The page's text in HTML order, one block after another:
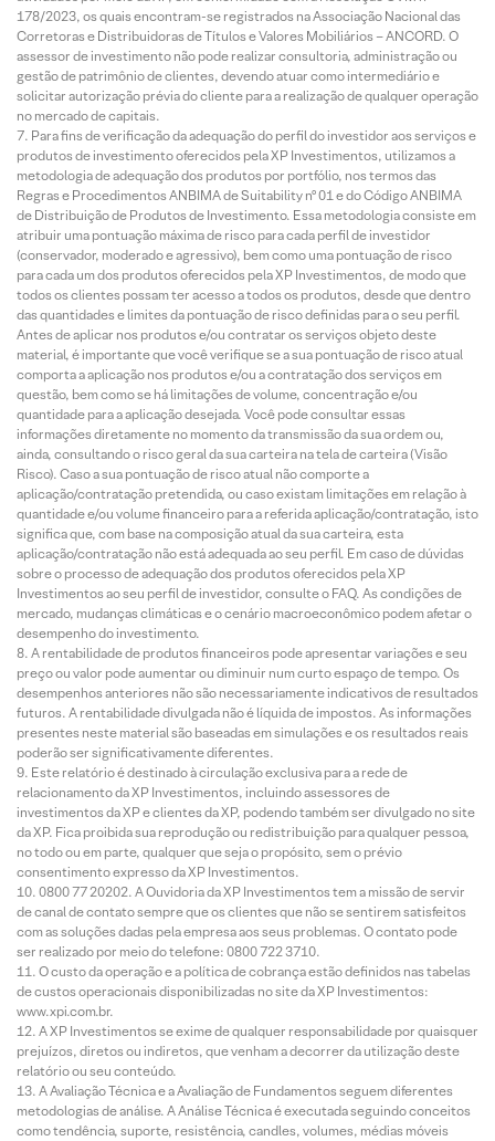
178/2023, os quais encontram-se registrados na Associação Nacional das
Corretoras e Distribuidoras de Títulos e Valores Mobiliários – ANCORD. O
assessor de investimento não pode realizar consultoria, administração ou
gestão de patrimônio de clientes, devendo atuar como intermediário e
solicitar autorização prévia do cliente para a realização de qualquer operação
no mercado de capitais.
Para fins de verificação da adequação do perfil do investidor aos serviços e
produtos de investimento oferecidos pela XP Investimentos, utilizamos a
metodologia de adequação dos produtos por portfólio, nos termos das
Regras e Procedimentos ANBIMA de Suitability nº 01 e do Código ANBIMA
de Distribuição de Produtos de Investimento. Essa metodologia consiste em
atribuir uma pontuação máxima de risco para cada perfil de investidor
(conservador, moderado e agressivo), bem como uma pontuação de risco
para cada um dos produtos oferecidos pela XP Investimentos, de modo que
todos os clientes possam ter acesso a todos os produtos, desde que dentro
das quantidades e limites da pontuação de risco definidas para o seu perfil.
Antes de aplicar nos produtos e/ou contratar os serviços objeto deste
material, é importante que você verifique se a sua pontuação de risco atual
comporta a aplicação nos produtos e/ou a contratação dos serviços em
questão, bem como se há limitações de volume, concentração e/ou
quantidade para a aplicação desejada. Você pode consultar essas
informações diretamente no momento da transmissão da sua ordem ou,
ainda, consultando o risco geral da sua carteira na tela de carteira (Visão
Risco). Caso a sua pontuação de risco atual não comporte a
aplicação/contratação pretendida, ou caso existam limitações em relação à
quantidade e/ou volume financeiro para a referida aplicação/contratação, isto
significa que, com base na composição atual da sua carteira, esta
aplicação/contratação não está adequada ao seu perfil. Em caso de dúvidas
sobre o processo de adequação dos produtos oferecidos pela XP
Investimentos ao seu perfil de investidor, consulte o FAQ. As condições de
mercado, mudanças climáticas e o cenário macroeconômico podem afetar o
desempenho do investimento.
A rentabilidade de produtos financeiros pode apresentar variações e seu
preço ou valor pode aumentar ou diminuir num curto espaço de tempo. Os
desempenhos anteriores não são necessariamente indicativos de resultados
futuros. A rentabilidade divulgada não é líquida de impostos. As informações
presentes neste material são baseadas em simulações e os resultados reais
poderão ser significativamente diferentes.
Este relatório é destinado à circulação exclusiva para a rede de
relacionamento da XP Investimentos, incluindo assessores de
investimentos da XP e clientes da XP, podendo também ser divulgado no site
da XP. Fica proibida sua reprodução ou redistribuição para qualquer pessoa,
no todo ou em parte, qualquer que seja o propósito, sem o prévio
consentimento expresso da XP Investimentos.
0800 77 20202. A Ouvidoria da XP Investimentos tem a missão de servir
de canal de contato sempre que os clientes que não se sentirem satisfeitos
com as soluções dadas pela empresa aos seus problemas. O contato pode
ser realizado por meio do telefone: 0800 722 3710.
O custo da operação e a política de cobrança estão definidos nas tabelas
de custos operacionais disponibilizadas no site da XP Investimentos:
www.xpi.com.br.
A XP Investimentos se exime de qualquer responsabilidade por quaisquer
prejuízos, diretos ou indiretos, que venham a decorrer da utilização deste
relatório ou seu conteúdo.
A Avaliação Técnica e a Avaliação de Fundamentos seguem diferentes
metodologias de análise. A Análise Técnica é executada seguindo conceitos
como tendência, suporte, resistência, candles, volumes, médias móveis